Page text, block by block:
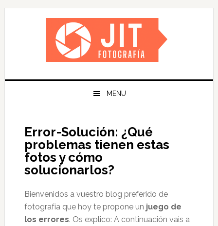
Skip
Skip
Skip
Skip
MENU
Error-Solución: ¿Qué
problemas tienen estas
fotos y cómo
solucionarlos?
Bienvenidos a vuestro blog preferido de
fotografía que hoy te propone un juego de
los errores. Os explico: A continuación vais a